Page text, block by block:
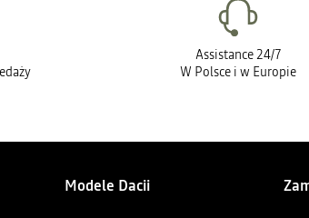
Assistance 24/7
W Polsce i w Europie
Modele Dacii